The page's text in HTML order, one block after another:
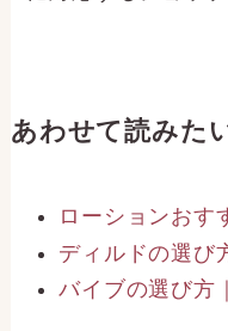
人に見られない安
利です。神奈川県
に対応するショッ